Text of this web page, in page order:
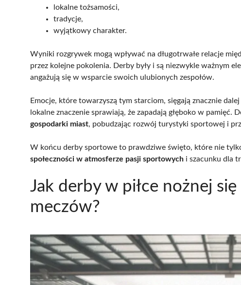
lokalne tożsamości,
tradycje,
wyjątkowy charakter.
Wyniki rozgrywek mogą wpływać na długotrwałe relacje
przez kolejne pokolenia. Derby były i są niezwykle ważnym
angażują się w wsparcie swoich ulubionych zespołów.
Emocje, które towarzyszą tym starciom, sięgają znacznie
lokalne znaczenie sprawiają, że zapadają głęboko w
gospodarki miast, pobudzając rozwój turystyki sportowej i
W końcu derby sportowe to prawdziwe święto, które nie
społeczności w atmosferze pasji sportowych i szacunku dla
Jak derby w piłce nożnej
meczów?